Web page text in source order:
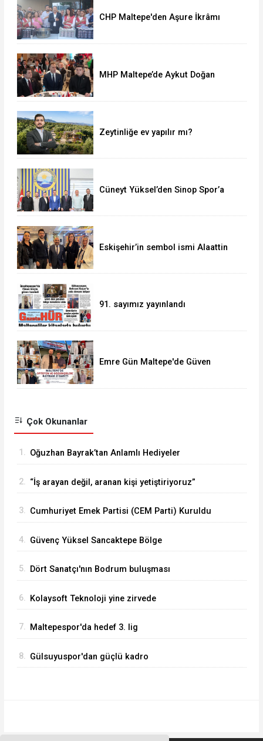
CHP Maltepe'den Aşure İkrâmı
MHP Maltepe’de Aykut Doğan
Zeytinliğe ev yapılır mı?
Cüneyt Yüksel’den Sinop Spor’a
Eskişehir’in sembol ismi Alaattin
91. sayımız yayınlandı
Emre Gün Maltepe'de Güven
Çok Okunanlar
1. Oğuzhan Bayrak’tan Anlamlı Hediyeler
2. “İş arayan değil, aranan kişi yetiştiriyoruz”
3. Cumhuriyet Emek Partisi (CEM Parti) Kuruldu
4. Güvenç Yüksel Sancaktepe Bölge
5. Dört Sanatçı'nın Bodrum buluşması
6. Kolaysoft Teknoloji yine zirvede
7. Maltepespor'da hedef 3. lig
8. Gülsuyuspor'dan güçlü kadro